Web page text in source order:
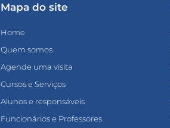
Mapa do site
Home
Quem somos
Agende uma visita
Cursos e Serviços
Alunos e responsáveis
Funcionários e Professores